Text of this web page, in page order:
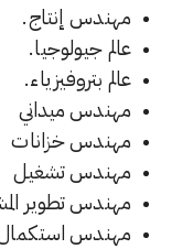
مهندس إنتاج.
عالم جيولوجيا.
عالم بتروفيزياء.
مهندس ميداني
مهندس خزانات
مهندس تشغيل
مهندس تطوير
مهندس استكمال